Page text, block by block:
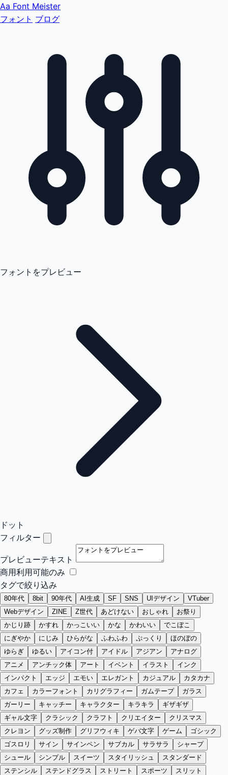
Aa Font Meister
フォント ブログ
フォントをプレビュー
ドット
フィルター
プレビューテキスト
商用利用可能のみ
タグで絞り込み
80年代 8bit 90年代 AI生成 SF SNS UIデザイン
VTuber
Webデザイン
ZINE Z世代 あどけない おしゃれ
お祭り
かじり跡
かすれ かっこいい かな かわいい
でこぼこ
にぎやか
にじみ ひらがな ふわふわ ぷっくり
ほのぼの
ゆらぎ
ゆるい アイコン付 アイドル アジアン
アナログ
アニメ
アンチック体 アート イベント イラスト
インク
インパクト
エッジ エモい エレガント カジュアル
カタカナ
カフェ
カラーフォント カリグラフィー ガムテープ
ガラス
ガーリー
キャッチー キャラクター キラキラ
ギザギザ
ギャル文字
クラシック クラフト クリエイター
クリスマス
クレヨン
グッズ制作 グリフウィキ ゲバ文字 ゲーム
ゴシック
ゴスロリ
サイン サインペン サブカル サラサラ
シャープ
シュール
シンプル スイーツ スタイリッシュ
スタンダード
ステンシル
ステンドグラス ストリート スポーツ
スリット